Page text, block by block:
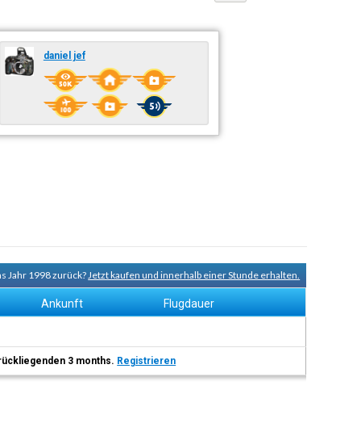
daniel jef
Jahr 1998 zurück?Jetzt kaufen und innerhalb einer Stunde erhalten.
Ankunft Flugdauer
3 months. Registrieren